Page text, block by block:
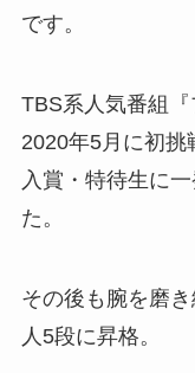
です。
TBS系人気番組
2020年5月に初挑
入賞・特待生に
た。
その後も腕を磨
人5段に昇格。